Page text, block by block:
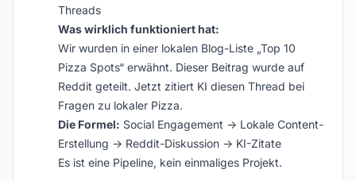
Threads
Was wirklich funktioniert hat:
Wir wurden in einer lokalen Blog-Liste „Top 10
Pizza Spots“ erwähnt. Dieser Beitrag wurde auf
Reddit geteilt. Jetzt zitiert KI diesen Thread bei
Fragen zu lokaler Pizza.
Die Formel: Social Engagement → Lokale Content-
Erstellung → Reddit-Diskussion → KI-Zitate
Es ist eine Pipeline, kein einmaliges Projekt.